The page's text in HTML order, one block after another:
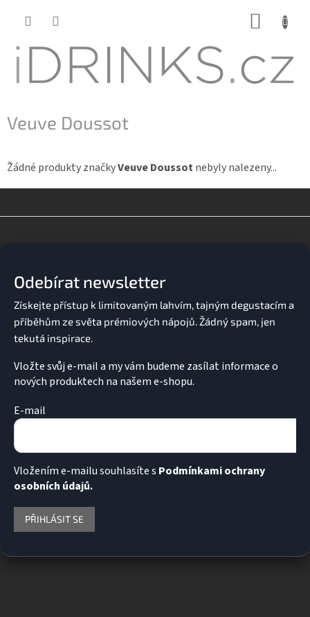
Veuve Doussot
Žádné produkty značkyVeuve Doussotnebyly nalezeny...
Odebírat newsletter
Vložte svůj e-mail a my vám budeme zasílat informace o
nových produktech na našem e-shopu.
E-mail
Vložením e-mailu souhlasíte s Podmínkami ochrany
osobních údajů.
PŘIHLÁSIT SE